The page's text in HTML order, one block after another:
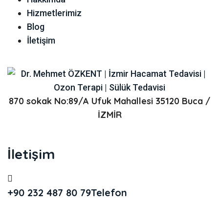
Hizmetlerimiz
Blog
İletişim
870 sokak No:89/A Ufuk Mahallesi 35120 Buca /
İZMİR
İletişim
+90 232 487 80 79Telefon